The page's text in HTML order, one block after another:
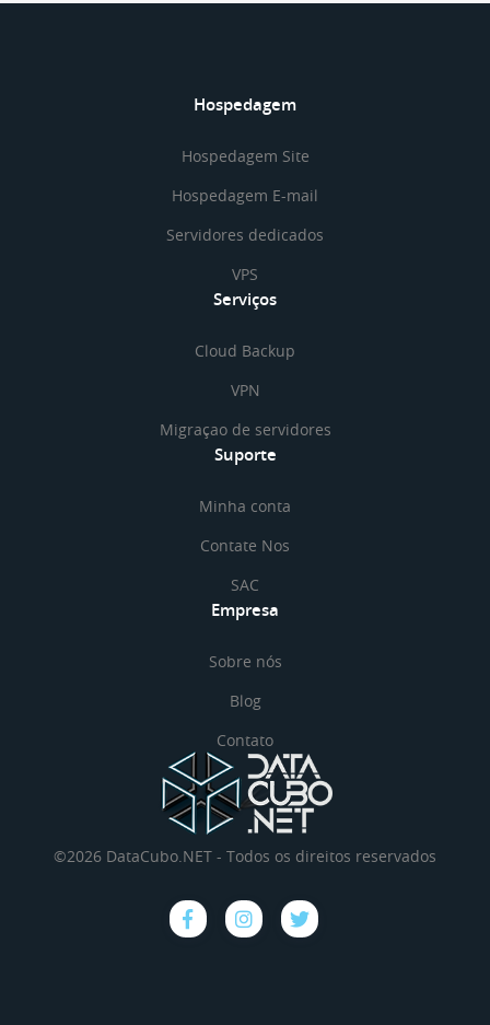
Hospedagem
Hospedagem Site
Hospedagem E-mail
Servidores dedicados
VPS
Serviços
Cloud Backup
VPN
Migraçao de servidores
Suporte
Minha conta
Contate Nos
SAC
Empresa
Sobre nós
Blog
Contato
©2026 DataCubo.NET - Todos os direitos reservados